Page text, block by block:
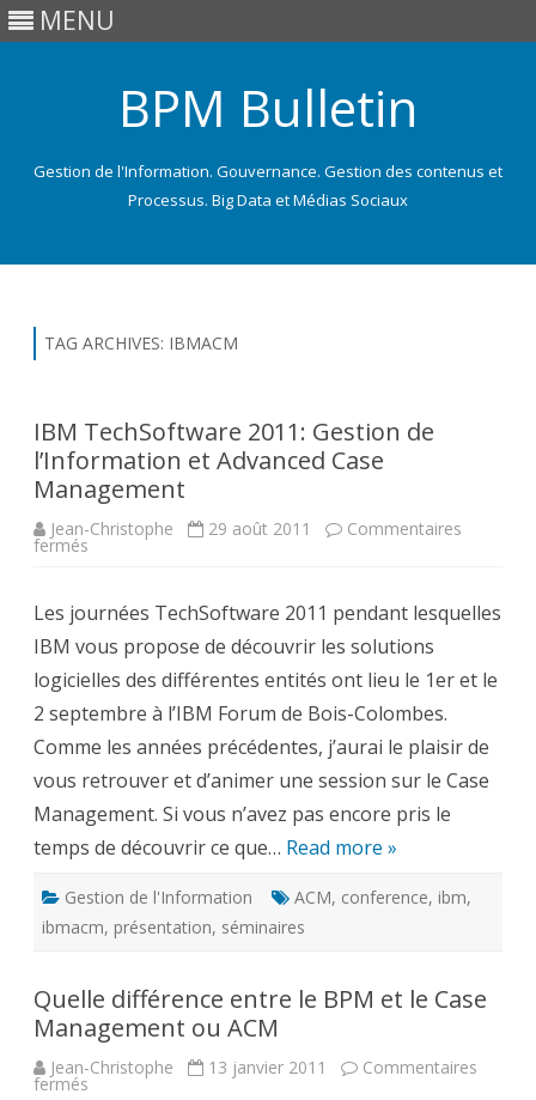
MENU
BPM Bulletin
Gestion de l'Information. Gouvernance. Gestion des contenus et
Processus. Big Data et Médias Sociaux
TAG ARCHIVES: IBMACM
IBM TechSoftware 2011: Gestion de
l’Information et Advanced Case
Management
Jean-Christophe 29 août 2011 Commentaires
fermés
Gestion
de
l’Information
et
Advanced
Case
Management
Les journées TechSoftware 2011 pendant lesquelles
IBM vous propose de découvrir les solutions
logicielles des différentes entités ont lieu le 1er et le
2 septembre à l’IBM Forum de Bois-Colombes.
Comme les années précédentes, j’aurai le plaisir de
vous retrouver et d’animer une session sur le Case
Management. Si vous n’avez pas encore pris le
temps de découvrir ce que… Read more »
Gestion de l'Information ACM, conference, ibm,
ibmacm, présentation, séminaires
Quelle différence entre le BPM et le Case
Management ou ACM
Jean-Christophe 13 janvier 2011 Commentaires
fermés